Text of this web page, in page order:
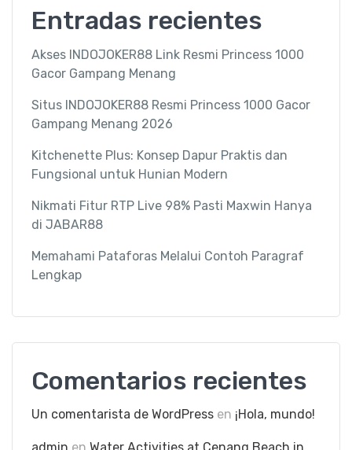
Entradas recientes
Akses INDOJOKER88 Link Resmi Princess 1000
Gacor Gampang Menang
Situs INDOJOKER88 Resmi Princess 1000 Gacor
Gampang Menang 2026
Kitchenette Plus: Konsep Dapur Praktis dan
Fungsional untuk Hunian Modern
Nikmati Fitur RTP Live 98% Pasti Maxwin Hanya
di JABAR88
Memahami Pataforas Melalui Contoh Paragraf
Lengkap
Comentarios recientes
Un comentarista de WordPress en ¡Hola, mundo!